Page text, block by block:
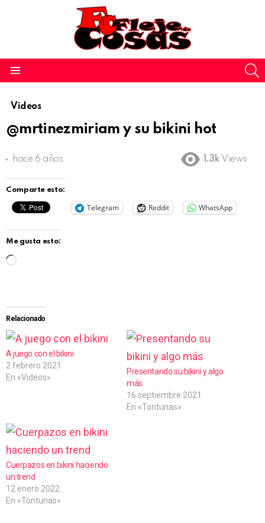
Videos
@mrtinezmiriam y su bikini hot
hace 6 años 1.3k Views
Comparte esto:
Telegram Reddit WhatsApp
Me gusta esto:
g
a
n
d
.
Relacionado
A juego con el bikini
2 febrero 2021
En «Videos»
Presentando su bikini y algo
más
16 septiembre 2021
En «Tontunas»
Cuerpazos en bikini haciendo
un trend
12 enero 2022
En «Tontunas»